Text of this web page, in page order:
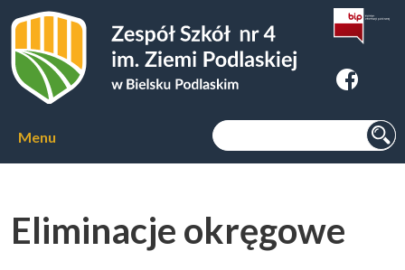
Zespoł Szkół nr 4 im. Ziemi
Podlaskiej w Bielsku Podlaskim
Szukaj:
Menu
O szkole
Eliminacje okręgowe